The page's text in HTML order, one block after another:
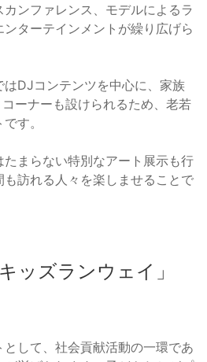
ンファレンス、モデルによるラ
ターテインメントが繰り広げら
はDJコンテンツを中心に、家族
ーナーも設けられるため、老若
す。
まらない特別なアート展示も行
訪れる人々を楽しませることで
ッズランウェイ」
して、社会貢献活動の一環であ